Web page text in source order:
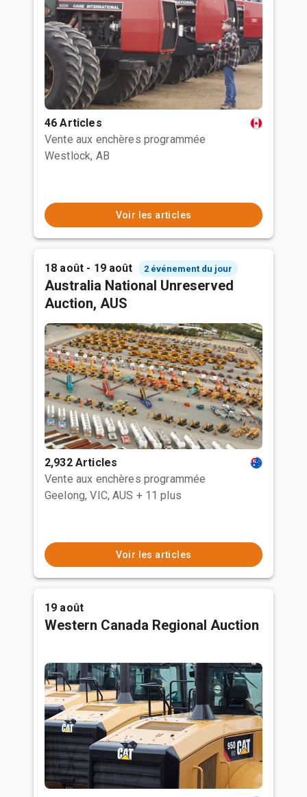
46 Articles
Vente aux enchères programmée
Westlock, AB
Voir les articles
18 août - 19 août 2 événement du jour
Australia National Unreserved
Auction, AUS
2,932 Articles
Vente aux enchères programmée
Geelong, VIC, AUS + 11 plus
Voir les articles
19 août
Western Canada Regional Auction